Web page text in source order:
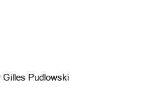
Gilles Pudlowski